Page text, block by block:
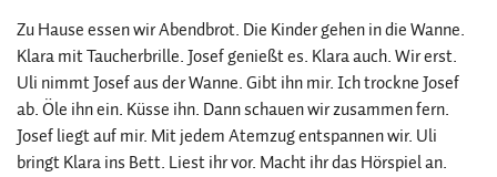
Zu Hause essen wir Abendbrot. Die Kinder gehen in die Wanne.
Klara mit Taucherbrille. Josef genießt es. Klara auch. Wir erst.
Uli nimmt Josef aus der Wanne. Gibt ihn mir. Ich trockne Josef
ab. Öle ihn ein. Küsse ihn. Dann schauen wir zusammen fern.
Josef liegt auf mir. Mit jedem Atemzug entspannen wir. Uli
bringt Klara ins Bett. Liest ihr vor. Macht ihr das Hörspiel an.